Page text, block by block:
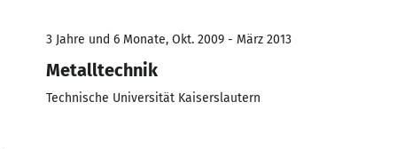
3 Jahre und 6 Monate, Okt. 2009 - März 2013
Metalltechnik
Technische Universität Kaiserslautern